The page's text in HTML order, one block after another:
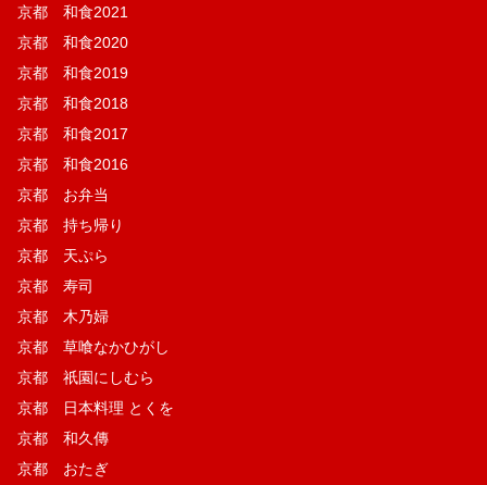
京都 和食2021
京都 和食2020
京都 和食2019
京都 和食2018
京都 和食2017
京都 和食2016
京都 お弁当
京都 持ち帰り
京都 天ぷら
京都 寿司
京都 木乃婦
京都 草喰なかひがし
京都 祇園にしむら
京都 日本料理 とくを
京都 和久傳
京都 おたぎ